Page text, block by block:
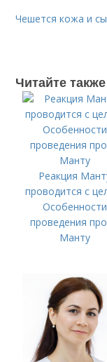
Чешется кожа и
Читайте также
Реакция
проводится с
Особенности
проведения
Манту